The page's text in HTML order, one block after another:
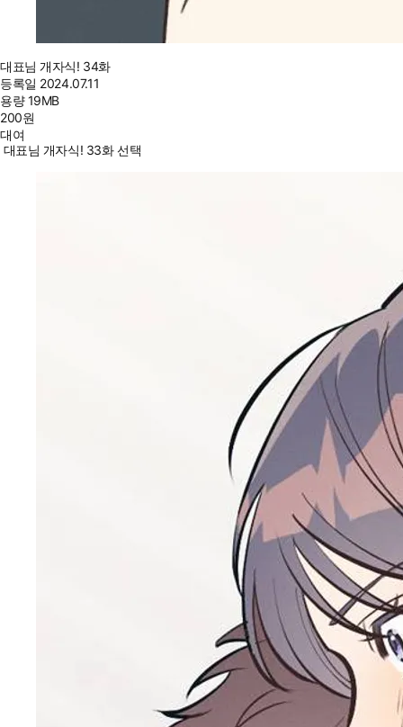
대표님 개자식! 34화
등록일 2024.07.11
용량19MB
200원
대여
대표님 개자식! 33화 선택